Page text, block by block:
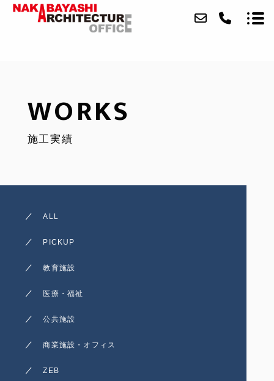
WORKS
施工実績
ALL
PICKUP
教育施設
医療・福祉
公共施設
商業施設・オフィス
ZEB